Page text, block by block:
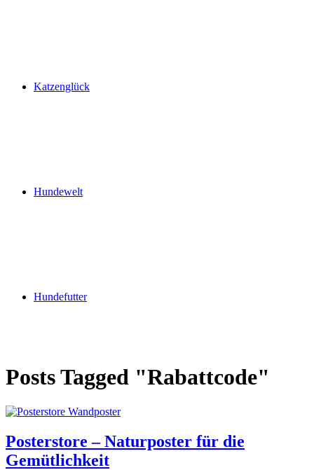
Katzenglück
Hundewelt
Hundefutter
Posts Tagged "Rabattcode"
Posterstore – Naturposter für die
Gemütlichkeit